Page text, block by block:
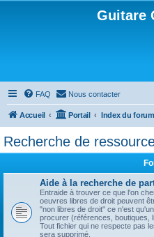
Guitare
FAQ Nous contacter
Accueil Portail Index du forum
Recherche de
Aide à la recherche de
Entraide à trouver ce que l'on
oeuvres libres de droit peuvent
"non libres de droit" ce n'est
procurer (références, boutiques,
Tout fichier qui ne respecte pas
sera supprimé.